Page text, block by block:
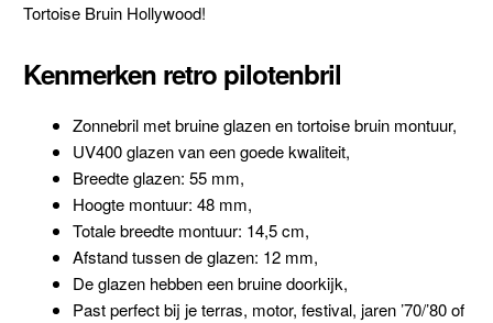
Tortoise Bruin Hollywood!
Kenmerken retro pilotenbril
Zonnebril met bruine glazen en tortoise bruin montuur,
UV400 glazen van een goede kwaliteit,
Breedte glazen: 55 mm,
Hoogte montuur: 48 mm,
Totale breedte montuur: 14,5 cm,
Afstand tussen de glazen: 12 mm,
De glazen hebben een bruine doorkijk,
Past perfect bij je terras, motor, festival, jaren ’70/’80 of